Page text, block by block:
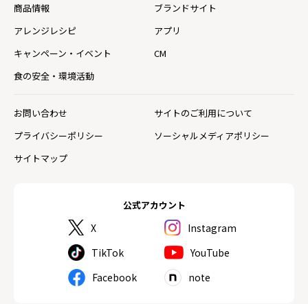
公式アカウント
X
Instagram
TikTok
YouTube
Facebook
note
商品情報
ブランドサイト
アレンジレシピ
アプリ
キャンペーン・イベント
CM
食の安全・環境活動
お問い合わせ
サイトのご利用について
プライバシーポリシー
ソーシャルメディアポリシー
サイトマップ